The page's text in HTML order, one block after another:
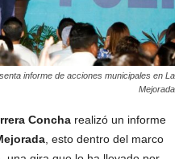
informe de acciones municipales en La
Mejorada
Concha realizó un informe
, esto dentro del marco